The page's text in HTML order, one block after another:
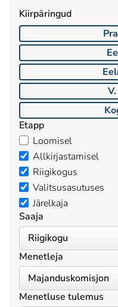
Kiirpäringud
Etapp
Loomisel
Allkirjastamisel
Riigikogus
Valitsusasutuses
Järelkaja
Saaja
Menetleja
Menetluse tulemus